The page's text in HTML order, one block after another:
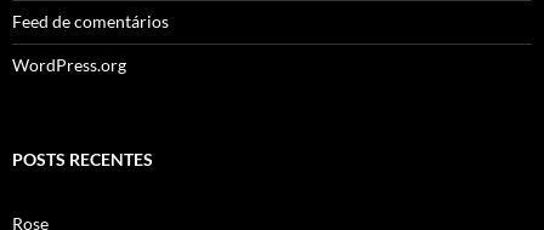
Feed de comentários
WordPress.org
POSTS RECENTES
Rose